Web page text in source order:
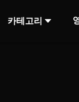
카테고리